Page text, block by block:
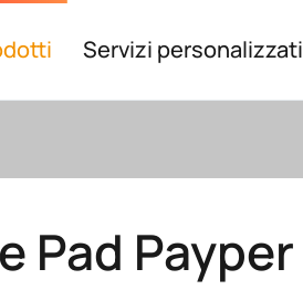
Servizi personalizzati
Pad Payper